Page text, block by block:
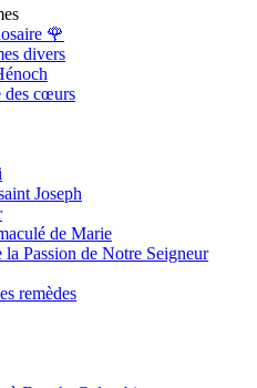
🌹
divers
des cœurs
Joseph
de Marie
Passion de Notre Seigneur
remèdes